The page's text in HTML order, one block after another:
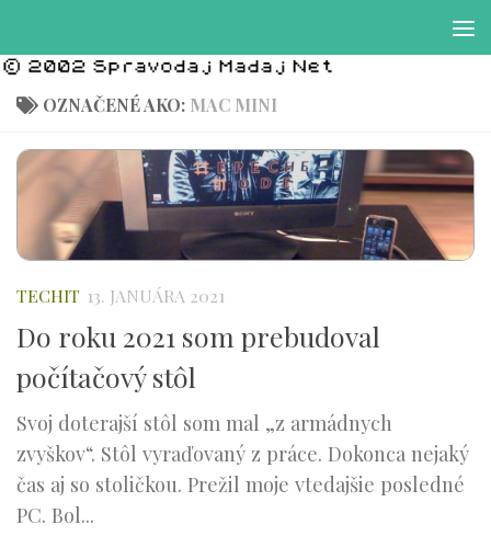
OZNAČENÉ AKO: MAC MINI
TECHIT 13. JANUÁRA 2021
Do roku 2021 som prebudoval
počítačový stôl
Svoj doterajší stôl som mal „z armádnych
zvyškov“. Stôl vyraďovaný z práce. Dokonca nejaký
čas aj so stoličkou. Prežil moje vtedajšie posledné
PC. Bol...